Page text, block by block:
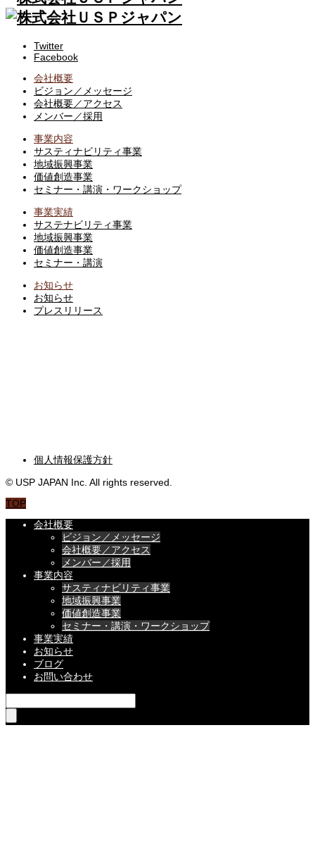
Twitter
Facebook
会社概要
ビジョン／メッセージ
会社概要／アクセス
メンバー／採用
事業内容
サスティナビリティ事業
地域振興事業
価値創造事業
セミナー・講演・ワークショップ
事業実績
サステナビリティ事業
地域振興事業
価値創造事業
セミナー・講演
お知らせ
お知らせ
プレスリリース
個人情報保護方針
© USP JAPAN Inc. All rights reserved.
TOP
会社概要
ビジョン／メッセージ
会社概要／アクセス
メンバー／採用
事業内容
サスティナビリティ事業
地域振興事業
価値創造事業
セミナー・講演・ワークショップ
事業実績
お知らせ
ブログ
お問い合わせ